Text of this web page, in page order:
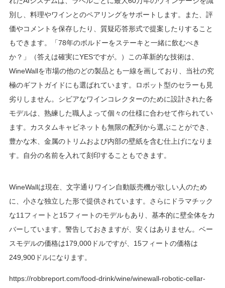
別し、料理やワインとのペアリングをサポートします。また、評
価やコメントを保存したり、質疑応答形式で提案したりすること
もできます。「78年のボルドーをステーキと一緒に飲むべき
か？」（答えは確実にYESですが。）この革新的な技術は、
WineWallを市場の他のどの製品とも一線を画しており、当社の究
極のギフトガイドにも選ばれています。ロボット型のセラーも見
劣りしません。シビアなワインコレクターのために設計された各
モデルは、熟練した職人よって個々の仕様に合わせて作られてい
ます。カスタムキャビネットも無限の配列から選ぶことができ、
豊かな木、金属のトリムおよび内部の壁紙を含む仕上げになりま
す。自分の名前を入れて刻印することもできます。
WineWallは現在、文字通りワイン自動販売機が欲しい人のため
に、小さな独立した形で提供されています。さらにドラマチック
な11フィートと15フィートのモデルもあり、基本的に壁全体をカ
バーしています。警告しておきますが、安くはありません。ベー
スモデルの価格は179,000ドルですが、15フィートの価格は
249,900ドルになります。
https://robbreport.com/food-drink/wine/winewall-robotic-cellar-